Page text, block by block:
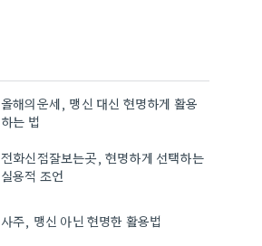
올해의운세, 맹신 대신 현명하게 활용
하는 법
전화신점잘보는곳, 현명하게 선택하는
실용적 조언
사주, 맹신 아닌 현명한 활용법